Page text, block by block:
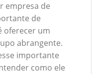
empresa de
de
oferecer um
abrangente.
importante
como ele